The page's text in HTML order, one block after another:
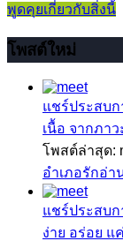
พูดคุยเกี่ยวกับสิ่งนี้
โพสต์ใหม่
แชร์ประสบ
เนื้อ จากภา
โพสต์ล่าสุด:
อำเภอรักอ่า
แชร์ประสบ
ง่าย อร่อย แ